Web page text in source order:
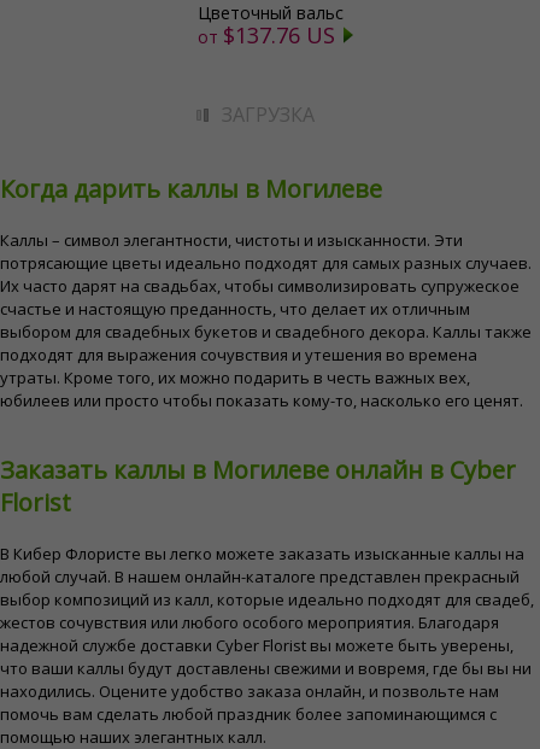
Цветочный вальс
от $137.76 US
ЗАГРУЗКА
Когда дарить каллы в Могилеве
Каллы – символ элегантности, чистоты и изысканности. Эти
потрясающие цветы идеально подходят для самых разных случаев.
Их часто дарят на свадьбах, чтобы символизировать супружеское
счастье и настоящую преданность, что делает их отличным
выбором для свадебных букетов и свадебного декора. Каллы также
подходят для выражения сочувствия и утешения во времена
утраты. Кроме того, их можно подарить в честь важных вех,
юбилеев или просто чтобы показать кому-то, насколько его ценят.
Заказать каллы в Могилеве онлайн в Cyber ​​
Florist
В Кибер Флористе вы легко можете заказать изысканные каллы на
любой случай. В нашем онлайн-каталоге представлен прекрасный
выбор композиций из калл, которые идеально подходят для свадеб,
жестов сочувствия или любого особого мероприятия. Благодаря
надежной службе доставки Cyber ​​Florist вы можете быть уверены,
что ваши каллы будут доставлены свежими и вовремя, где бы вы ни
находились. Оцените удобство заказа онлайн, и позвольте нам
помочь вам сделать любой праздник более запоминающимся с
помощью наших элегантных калл.